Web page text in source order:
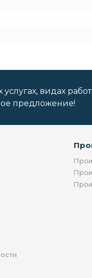
видах
предложение!